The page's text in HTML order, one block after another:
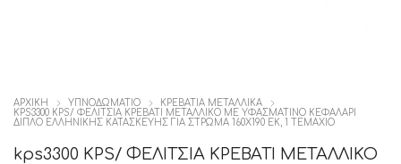
ΑΡΧΙΚΉ ΥΠΝΟΔΩΜΑΤΙΟ
ΚΡΕΒΑΤΙΑ ΜΕΤΑΛΛΙΚΑ
KPS3300 KPS/ ΦΕΛΙΤΣΙΑ ΚΡΕΒΑΤΙ ΜΕΤΑΛΛΙΚΟ ΜΕ ΥΦΑΣΜΑΤΙΝΟ ΚΕΦΑΛΑΡΙ
ΔΙΠΛΟ ΕΛΛΗΝΙΚΗΣ ΚΑΤΑΣΚΕΥΗΣ ΓΙΑ ΣΤΡΩΜΑ 160Χ190 ΕΚ, 1 ΤΕΜΆΧΙΟ
kps3300 KPS/ ΦΕΛΙΤΣΙΑ ΚΡΕΒΑΤΙ ΜΕΤΑΛΛΙΚΟ